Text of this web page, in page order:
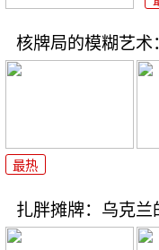
核牌局的模糊艺术
最热
扎胖摊牌：乌克兰